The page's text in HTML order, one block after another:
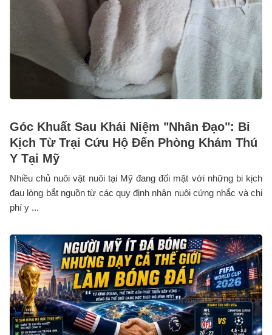
Góc Khuất Sau Khái Niệm "Nhân Đạo": Bi
Kịch Từ Trại Cứu Hộ Đến Phòng Khám Thú
Y Tại Mỹ
Nhiều chủ nuôi vật nuôi tại Mỹ đang đối mặt với những bi kịch
đau lòng bắt nguồn từ các quy định nhận nuôi cứng nhắc và chi
phí y ...